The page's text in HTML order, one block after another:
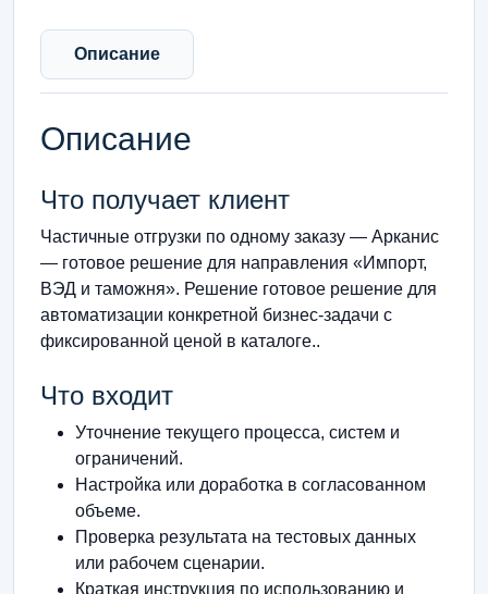
Описание
Описание
Что получает клиент
Частичные отгрузки по одному заказу — Арканис
— готовое решение для направления «Импорт,
ВЭД и таможня». Решение готовое решение для
автоматизации конкретной бизнес-задачи с
фиксированной ценой в каталоге..
Что входит
Уточнение текущего процесса, систем и
ограничений.
Настройка или доработка в согласованном
объеме.
Проверка результата на тестовых данных
или рабочем сценарии.
Краткая инструкция по использованию и